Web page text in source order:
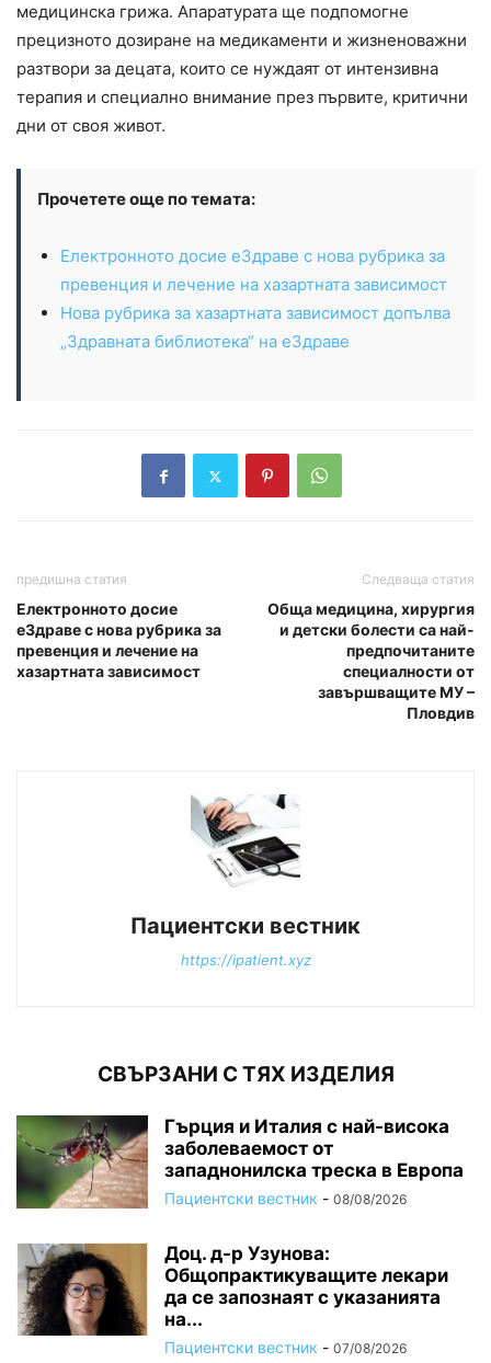
медицинска грижа. Апаратурата ще подпомогне
прецизното дозиране на медикаменти и жизненоважни
разтвори за децата, които се нуждаят от интензивна
терапия и специално внимание през първите, критични
дни от своя живот.
Прочетете още по темата:
Електронното досие еЗдраве с нова рубрика за
превенция и лечение на хазартната зависимост
Нова рубрика за хазартната зависимост допълва
„Здравната библиотека“ на еЗдраве
предишна статия
Електронното досие
еЗдраве с нова рубрика за
превенция и лечение на
хазартната зависимост
Следваща статия
Обща медицина, хирургия
и детски болести са най-
предпочитаните
специалности от
завършващите МУ –
Пловдив
Пациентски вестник
https://ipatient.xyz
СВЪРЗАНИ С ТЯХ ИЗДЕЛИЯ
Гърция и Италия с най-висока
заболеваемост от
западнонилска треска в Европа
Пациентски вестник - 08/08/2026
Доц. д-р Узунова:
Общопрактикуващите лекари
да се запознаят с указанията
на...
Пациентски вестник - 07/08/2026